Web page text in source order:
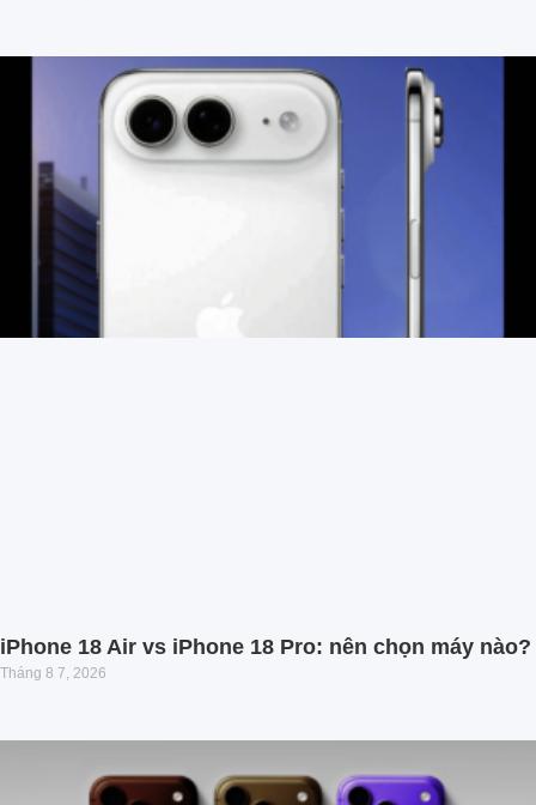
iPhone 18 Air vs iPhone 18 Pro: nên chọn máy nào?
Tháng 8 7, 2026